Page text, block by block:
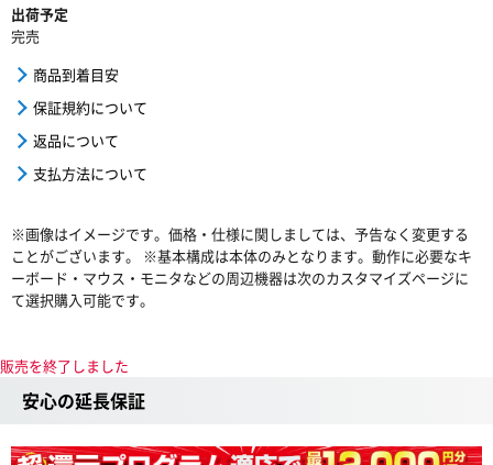
出荷予定
完売
商品到着目安
保証規約について
返品について
支払方法について
※画像はイメージです。価格・仕様に関しましては、予告なく変更する
ことがございます。 ※基本構成は本体のみとなります。動作に必要なキ
ーボード・マウス・モニタなどの周辺機器は次のカスタマイズページに
て選択購入可能です。
販売を終了しました
安心の延長保証